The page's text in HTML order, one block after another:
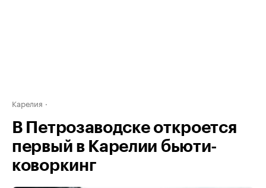
Карелия
В Петрозаводске откроется
первый в Карелии бьюти-
коворкинг